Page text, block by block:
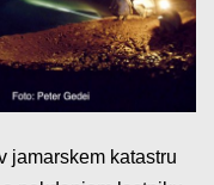
jamarskem katastru